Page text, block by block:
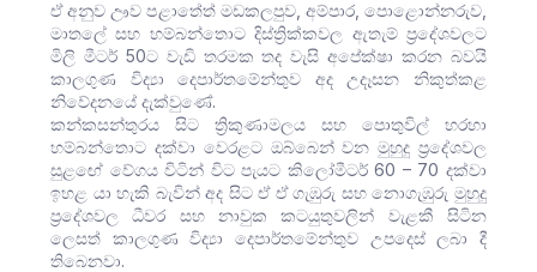
ඒ අනුව ඌව පළාතේත් මඩකලපුව, අම්පාර, පොළොන්නරුව,
මාතලේ සහ හම්බන්තොට දිස්ත්‍රික්කවල ඇතැම් ප්‍රදේශවලට
මිලි මීටර් 50ට වැඩි තරමක තද වැසි අපේක්ෂා කරන බවයි
කාලගුණ විද්‍යා දෙපාර්තමේන්තුව අද උදෑසන නිකුත්කළ
නිවේදනයේ දැක්වුණේ.
කන්කසන්තුරය සිට ත්‍රිකුණාමලය සහ පොතුවිල් හරහා
හම්බන්තොට දක්වා වෙරළට ඔබ්බෙන් වන මුහුදු ප්‍රදේශවල
සුළඟේ වේගය විටින් විට පැයට කිලෝමීටර් 60 – 70 දක්වා
ඉහළ යා හැකි බැවින් අද සිට ඒ ඒ ගැඹුරු සහ නොගැඹුරු මුහුදු
ප්‍රදේශවල ධීවර සහ නාවුක කටයුතුවලින් වැළකී සිටින
ලෙසත් කාලගුණ විද්‍යා දෙපාර්තමේන්තුව උපදෙස් ලබා දී
තිබෙනවා.